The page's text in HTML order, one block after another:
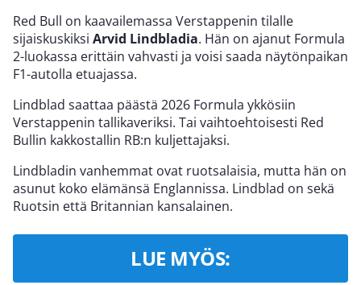
Red Bull on kaavailemassa Verstappenin tilalle
sijaiskuskiksi Arvid Lindbladia. Hän on ajanut Formula
2-luokassa erittäin vahvasti ja voisi saada näytönpaikan
F1-autolla etuajassa.
Lindblad saattaa päästä 2026 Formula ykkösiin
Verstappenin tallikaveriksi. Tai vaihtoehtoisesti Red
Bullin kakkostallin RB:n kuljettajaksi.
Lindbladin vanhemmat ovat ruotsalaisia, mutta hän on
asunut koko elämänsä Englannissa. Lindblad on sekä
Ruotsin että Britannian kansalainen.
LUE MYÖS: